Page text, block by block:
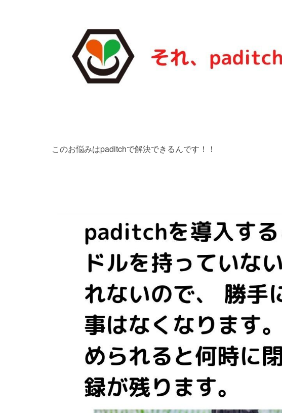
このお悩みはpaditchで解決できるんです！！